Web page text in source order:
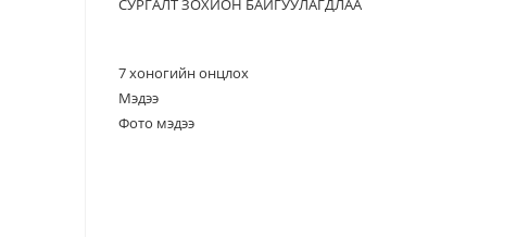
СУРГАЛТ ЗОХИОН БАЙГУУЛАГДЛАА
7 хоногийн онцлох
Мэдээ
Фото мэдээ